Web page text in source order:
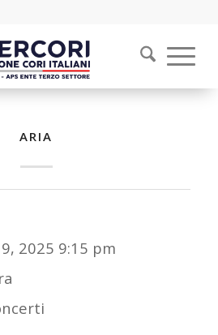
ARIA
2025 9:15 pm